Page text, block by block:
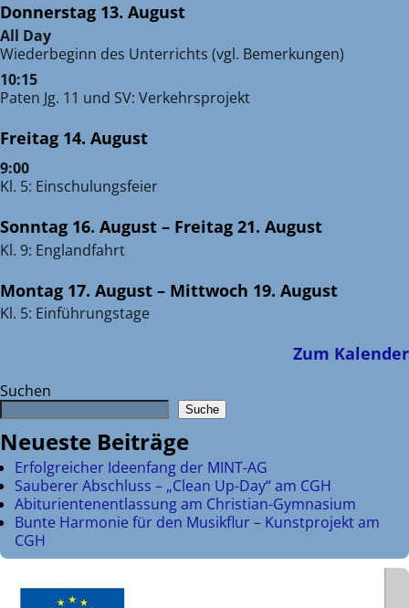
Donnerstag 13. August
All Day
Wiederbeginn des Unterrichts (vgl. Bemerkungen)
10:15
Paten Jg. 11 und SV: Verkehrsprojekt
Freitag 14. August
9:00
Kl. 5: Einschulungsfeier
Sonntag 16. August – Freitag 21. August
Kl. 9: Englandfahrt
Montag 17. August – Mittwoch 19. August
Kl. 5: Einführungstage
Zum Kalender
Suchen
Suche
Neueste Beiträge
Erfolgreicher Ideenfang der MINT-AG
Sauberer Abschluss – „Clean Up-Day“ am CGH
Abiturientenentlassung am Christian-Gymnasium
Bunte Harmonie für den Musikflur – Kunstprojekt am
CGH